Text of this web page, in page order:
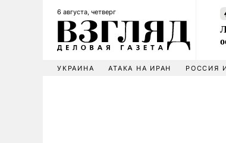
6 августа, четверг
УКРАИНА АТАКА НА ИРАН РОССИЯ